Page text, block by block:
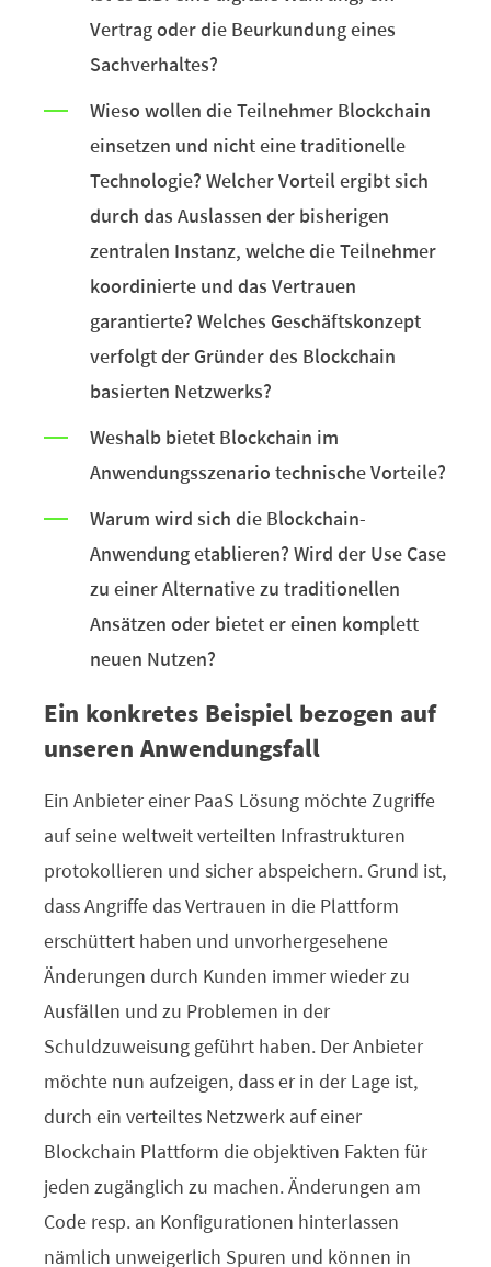
Vertrag oder die Beurkundung eines
Sachverhaltes?
Wieso wollen die Teilnehmer Blockchain
einsetzen und nicht eine traditionelle
Technologie? Welcher Vorteil ergibt sich
durch das Auslassen der bisherigen
zentralen Instanz, welche die Teilnehmer
koordinierte und das Vertrauen
garantierte? Welches Geschäftskonzept
verfolgt der Gründer des Blockchain
basierten Netzwerks?
Weshalb bietet Blockchain im
Anwendungsszenario technische Vorteile?
Warum wird sich die Blockchain-
Anwendung etablieren? Wird der Use Case
zu einer Alternative zu traditionellen
Ansätzen oder bietet er einen komplett
neuen Nutzen?
Ein konkretes Beispiel bezogen auf
unseren Anwendungsfall
Ein Anbieter einer PaaS Lösung möchte Zugriffe
auf seine weltweit verteilten Infrastrukturen
protokollieren und sicher abspeichern. Grund ist,
dass Angriffe das Vertrauen in die Plattform
erschüttert haben und unvorhergesehene
Änderungen durch Kunden immer wieder zu
Ausfällen und zu Problemen in der
Schuldzuweisung geführt haben. Der Anbieter
möchte nun aufzeigen, dass er in der Lage ist,
durch ein verteiltes Netzwerk auf einer
Blockchain Plattform die objektiven Fakten für
jeden zugänglich zu machen. Änderungen am
Code resp. an Konfigurationen hinterlassen
nämlich unweigerlich Spuren und können in